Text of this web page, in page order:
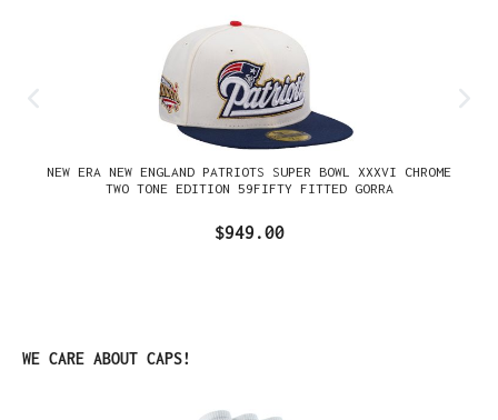
NEW ERA NEW ENGLAND PATRIOTS SUPER BOWL XXXVI CHROME
TWO TONE EDITION 59FIFTY FITTED GORRA
$949.00
Omitir la galería de productos
WE CARE ABOUT CAPS!